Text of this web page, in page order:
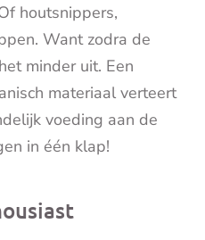
houtsnippers,
Want zodra de
minder uit. Een
materiaal verteert
voeding aan de
in één klap!